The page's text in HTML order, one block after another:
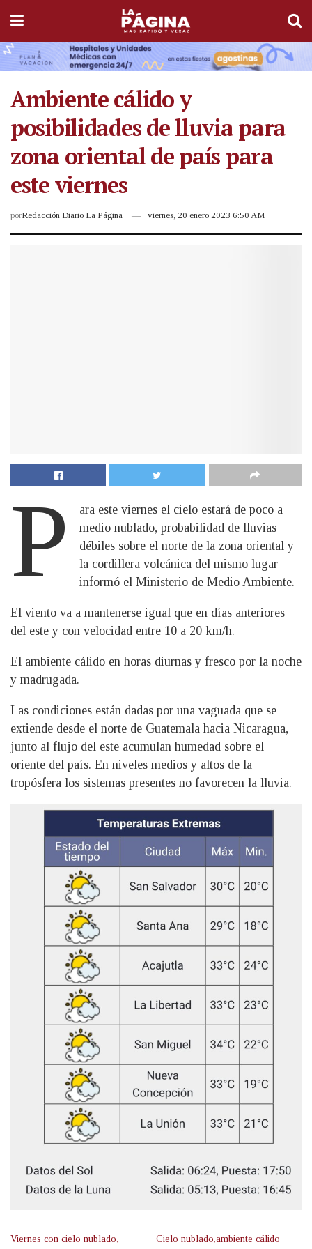
Ambiente cálido y
posibilidades de lluvia para
zona oriental de país para
este viernes
porRedacción Diario La Página viernes, 20 enero 2023 6:50 AM
P
ara este viernes el cielo estará de poco a
medio nublado, probabilidad de lluvias
débiles sobre el norte de la zona oriental y
la cordillera volcánica del mismo lugar
informó el Ministerio de Medio Ambiente.
El viento va a mantenerse igual que en días anteriores
del este y con velocidad entre 10 a 20 km/h.
El ambiente cálido en horas diurnas y fresco por la noche
y madrugada.
Las condiciones están dadas por una vaguada que se
extiende desde el norte de Guatemala hacia Nicaragua,
junto al flujo del este acumulan humedad sobre el
oriente del país. En niveles medios y altos de la
tropósfera los sistemas presentes no favorecen la lluvia.
Viernes con cielo nublado,
Cielo nublado,ambiente cálido